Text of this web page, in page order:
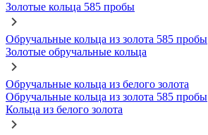
Золотые кольца 585 пробы
Обручальные кольца из золота 585 пробы
Золотые обручальные кольца
Обручальные кольца из белого золота
Обручальные кольца из золота 585 пробы
Кольца из белого золота